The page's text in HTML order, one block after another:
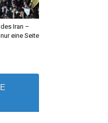
Iran –
eine Seite